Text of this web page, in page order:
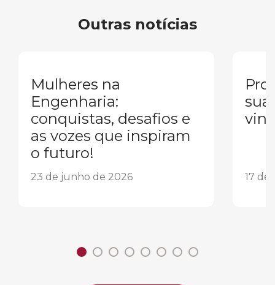
Outras notícias
Mulheres na
Engenharia:
conquistas, desafios e
as vozes que inspiram
o futuro!
23 de junho de 2026
sua
17 de